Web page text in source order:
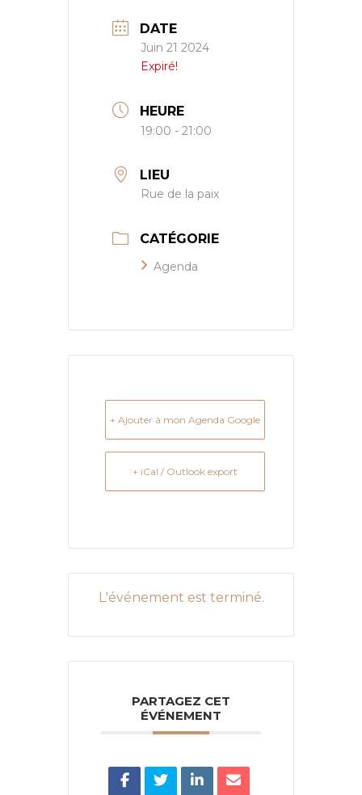
DATE
Juin 21 2024
Expiré!
HEURE
19:00 - 21:00
LIEU
Rue de la paix
CATÉGORIE
Agenda
+ Ajouter à mon Agenda Google
+ iCal / Outlook export
L'événement est terminé.
PARTAGEZ CET
ÉVÉNEMENT